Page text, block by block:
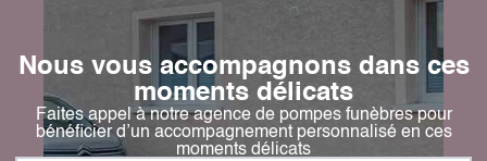
Nous vous accompagnons dans ces
moments délicats
Faites appel à notre agence de pompes funèbres pour
bénéficier d’un accompagnement personnalisé en ces
moments délicats